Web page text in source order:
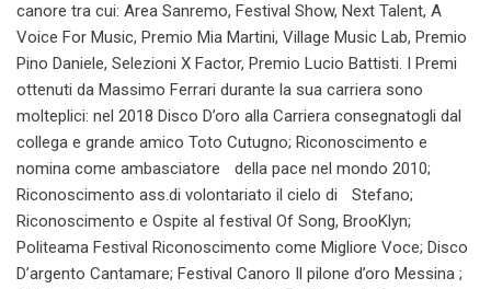
canore tra cui: Area Sanremo, Festival Show, Next Talent, A
Voice For Music, Premio Mia Martini, Village Music Lab, Premio
Pino Daniele, Selezioni X Factor, Premio Lucio Battisti. I Premi
ottenuti da Massimo Ferrari durante la sua carriera sono
molteplici: nel 2018 Disco D’oro alla Carriera consegnatogli dal
collega e grande amico Toto Cutugno; Riconoscimento e
nomina come ambasciatore della pace nel mondo 2010;
Riconoscimento ass.di volontariato il cielo di Stefano;
Riconoscimento e Ospite al festival Of Song, BrooKlyn;
Politeama Festival Riconoscimento come Migliore Voce; Disco
D’argento Cantamare; Festival Canoro Il pilone d’oro Messina ;